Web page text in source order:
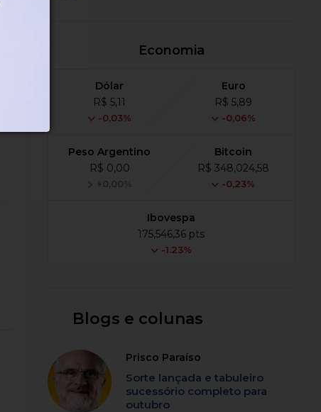
Economia
Dólar
R$ 5,11
-0,03%
Euro
R$ 5,89
-0,06%
Peso Argentino
R$ 0,00
+0,00%
Bitcoin
R$ 348,024,58
-0,23%
Ibovespa
175,546,36 pts
-1.23%
Blogs e colunas
Prisco Paraíso
Sorte lançada e tabuleiro
sucessório completo para
outubro